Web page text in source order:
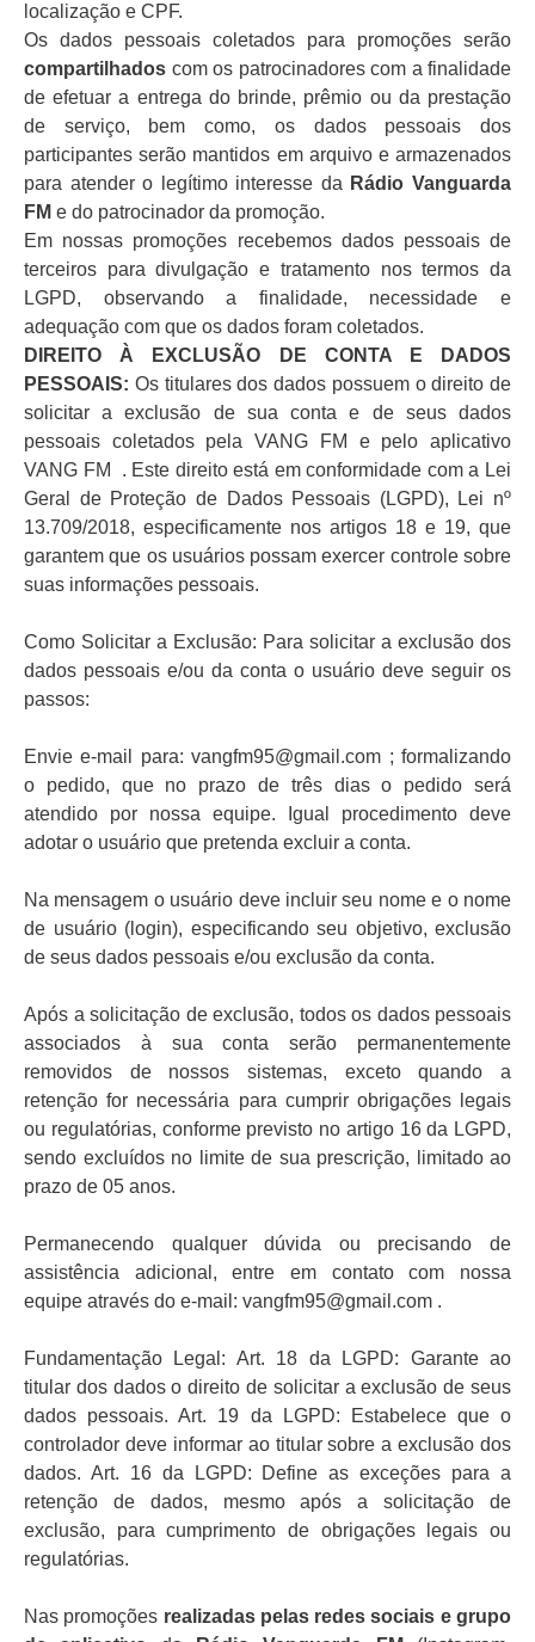
localização e CPF.
Os dados pessoais coletados para promoções serão
compartilhados com os patrocinadores com a finalidade
de efetuar a entrega do brinde, prêmio ou da prestação
de serviço, bem como, os dados pessoais dos
participantes serão mantidos em arquivo e armazenados
para atender o legítimo interesse da Rádio Vanguarda
FM e do patrocinador da promoção.
Em nossas promoções recebemos dados pessoais de
terceiros para divulgação e tratamento nos termos da
LGPD, observando a finalidade, necessidade e
adequação com que os dados foram coletados.
DIREITO À EXCLUSÃO DE CONTA E DADOS
PESSOAIS: Os titulares dos dados possuem o direito de
solicitar a exclusão de sua conta e de seus dados
pessoais coletados pela VANG FM e pelo aplicativo
VANG FM . Este direito está em conformidade com a Lei
Geral de Proteção de Dados Pessoais (LGPD), Lei nº
13.709/2018, especificamente nos artigos 18 e 19, que
garantem que os usuários possam exercer controle sobre
suas informações pessoais.
Como Solicitar a Exclusão: Para solicitar a exclusão dos
dados pessoais e/ou da conta o usuário deve seguir os
passos:
Envie e-mail para: vangfm95@gmail.com ; formalizando
o pedido, que no prazo de três dias o pedido será
atendido por nossa equipe. Igual procedimento deve
adotar o usuário que pretenda excluir a conta.
Na mensagem o usuário deve incluir seu nome e o nome
de usuário (login), especificando seu objetivo, exclusão
de seus dados pessoais e/ou exclusão da conta.
Após a solicitação de exclusão, todos os dados pessoais
associados à sua conta serão permanentemente
removidos de nossos sistemas, exceto quando a
retenção for necessária para cumprir obrigações legais
ou regulatórias, conforme previsto no artigo 16 da LGPD,
sendo excluídos no limite de sua prescrição, limitado ao
prazo de 05 anos.
Permanecendo qualquer dúvida ou precisando de
assistência adicional, entre em contato com nossa
equipe através do e-mail: vangfm95@gmail.com .
Fundamentação Legal: Art. 18 da LGPD: Garante ao
titular dos dados o direito de solicitar a exclusão de seus
dados pessoais. Art. 19 da LGPD: Estabelece que o
controlador deve informar ao titular sobre a exclusão dos
dados. Art. 16 da LGPD: Define as exceções para a
retenção de dados, mesmo após a solicitação de
exclusão, para cumprimento de obrigações legais ou
regulatórias.
Nas promoções realizadas pelas redes sociais e grupo